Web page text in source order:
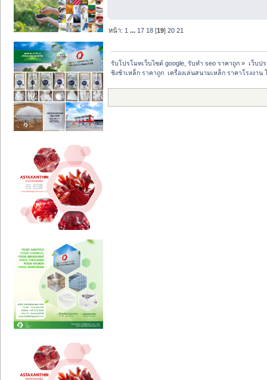
หน้า: 1 ... 17 18 [19]20 21
รับโปรโมทเว็บไซต์ google, รับทำ seo ราคาถูก » เว็บป
ชิงช้าเหล็ก ราคาถูก  เครื่องเล่นสนามเหล็ก ราคาโรงงา